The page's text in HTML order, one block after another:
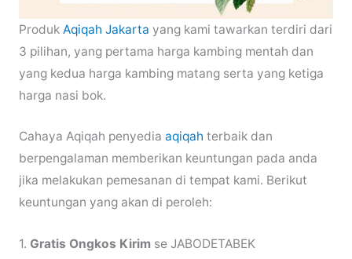
Produk Aqiqah Jakarta yang kami tawarkan terdiri dari
3 pilihan, yang pertama harga kambing mentah dan
yang kedua harga kambing matang serta yang ketiga
harga nasi bok.
Cahaya Aqiqah penyedia aqiqah terbaik dan
berpengalaman memberikan keuntungan pada anda
jika melakukan pemesanan di tempat kami. Berikut
keuntungan yang akan di peroleh:
1. Gratis Ongkos Kirim se JABODETABEK